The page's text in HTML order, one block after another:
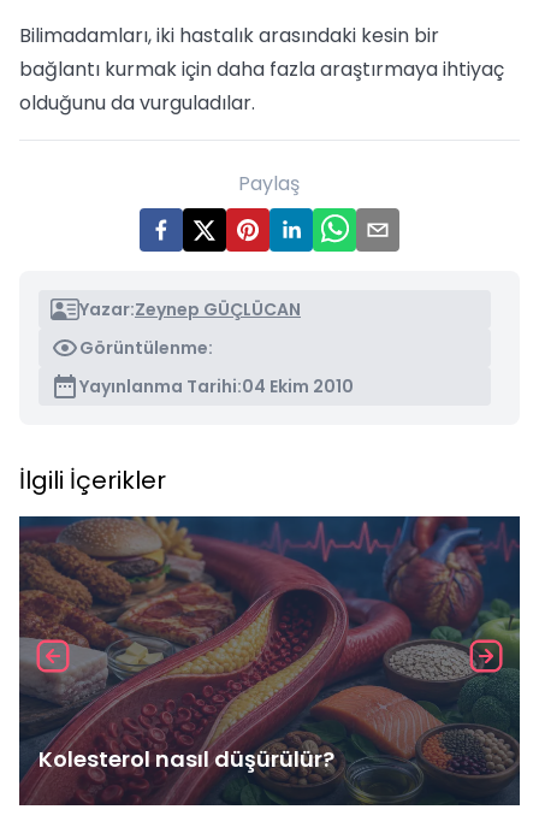
Bilimadamları, iki hastalık arasındaki kesin bir
bağlantı kurmak için daha fazla araştırmaya ihtiyaç
olduğunu da vurguladılar.
Paylaş
Yazar:Zeynep GÜÇLÜCAN
Görüntülenme:
Yayınlanma Tarihi:04 Ekim 2010
İlgili İçerikler
Kolesterol nasıl düşürülür?